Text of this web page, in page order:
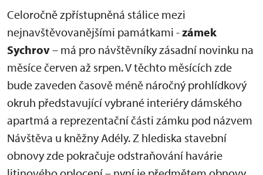
Celoročně zpřístupněná stálice mezi
nejnavštěvovanějšími památkami -zámek
Sychrov– má pro návštěvníky zásadní novinku na
měsíce červen až srpen. V těchto měsících zde
bude zaveden časově méně náročný prohlídkový
okruh představující vybrané interiéry dámského
apartmá a reprezentační části zámku pod názvem
Návštěva u kněžny Adély. Z hlediska stavební
obnovy zde pokračuje odstraňování havárie